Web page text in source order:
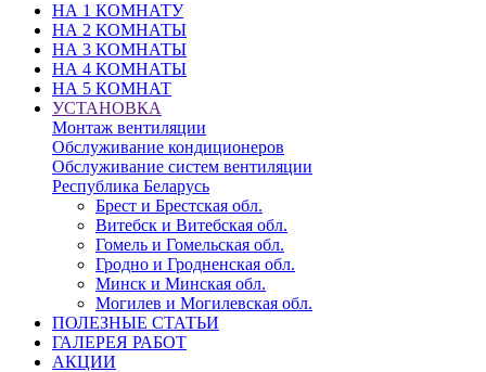
НА 1 КОМНАТУ
НА 2 КОМНАТЫ
НА 3 КОМНАТЫ
НА 4 КОМНАТЫ
НА 5 КОМНАТ
УСТАНОВКА
Монтаж вентиляции
Обслуживание кондиционеров
Обслуживание систем вентиляции
Республика Беларусь
Брест и Брестская обл.
Витебск и Витебская обл.
Гомель и Гомельская обл.
Гродно и Гродненская обл.
Минск и Минская обл.
Могилев и Могилевская обл.
ПОЛЕЗНЫЕ СТАТЬИ
ГАЛЕРЕЯ РАБОТ
АКЦИИ